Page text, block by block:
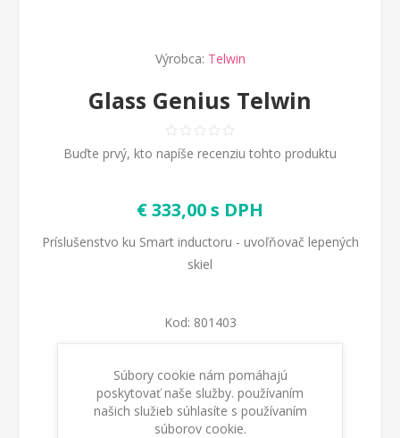
Výrobca: Telwin
Glass Genius Telwin
Buďte prvý, kto napíše recenziu tohto produktu
€ 333,00 s DPH
Príslušenstvo ku Smart inductoru - uvoľňovač lepených
skiel
Kod: 801403
PRIDAŤ DO KOŠÍKA
Súbory cookie nám pomáhajú
poskytovať naše služby. používaním
našich služieb súhlasíte s používaním
súborov cookie.